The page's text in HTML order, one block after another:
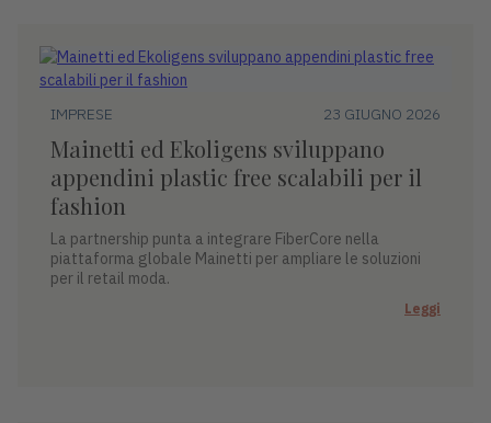
IMPRESE 23 GIUGNO 2026
Mainetti ed Ekoligens sviluppano
appendini plastic free scalabili per il
fashion
La partnership punta a integrare FiberCore nella
piattaforma globale Mainetti per ampliare le soluzioni
per il retail moda.
Leggi